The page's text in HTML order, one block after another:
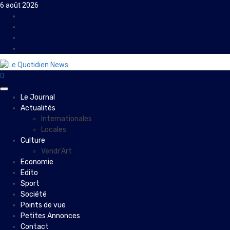
Skip
content
6 août 2026
PrimaryLe Journal
Actualités
Internationales
Locales
Culture
Vendr’Art
Economie
Edito
Sport
Société
Points de vue
Petites Annonces
Contact